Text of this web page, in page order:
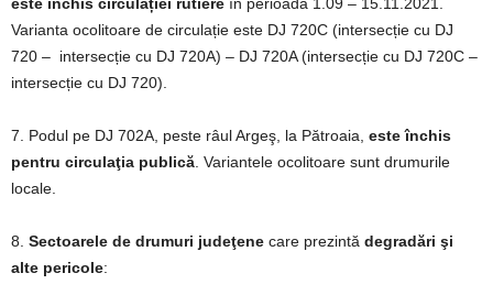
Varianta ocolitoare de circulație este DJ 720C (intersecție cu DJ
720 – intersecție cu DJ 720A) – DJ 720A (intersecție cu DJ 720C –
intersecție cu DJ 720).
7. Podul pe DJ 702A, peste râul Argeş, la Pătroaia, este închis
pentru circulaţia publică . Variantele ocolitoare sunt drumurile
locale.
8. Sectoarele de drumuri judeţene care prezintă degradări şi
alte pericole: